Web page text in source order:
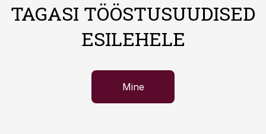
TAGASI TÖÖSTUSUUDISED
ESILEHELE
Mine